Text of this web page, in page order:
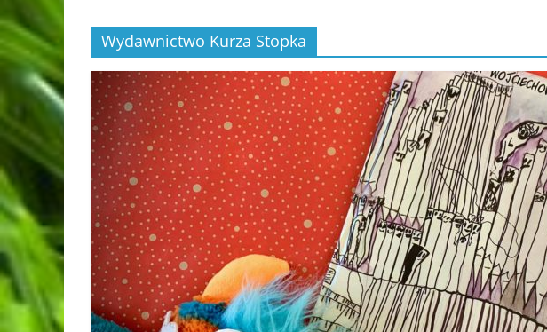
Wydawnictwo Kurza Stopka